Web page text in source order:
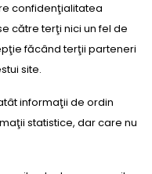
confidenţialitatea
către terţi nici un fel de
făcând terţii parteneri
site.
informaţii de ordin
statistice, dar care nu